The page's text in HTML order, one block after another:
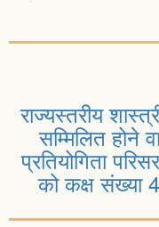
राज्यस्तरीय
सम्मिलित होने
प्रतियोगिता
को कक्ष संख्या